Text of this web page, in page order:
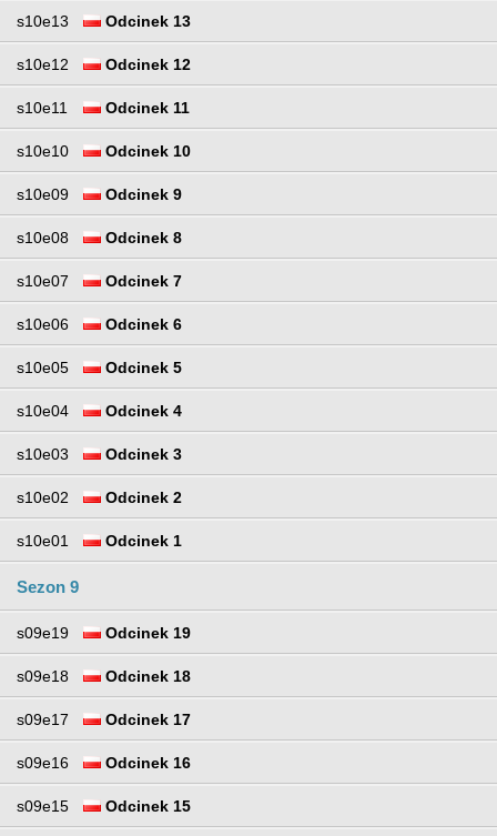
s10e13 Odcinek 13
s10e12 Odcinek 12
s10e11 Odcinek 11
s10e10 Odcinek 10
s10e09 Odcinek 9
s10e08 Odcinek 8
s10e07 Odcinek 7
s10e06 Odcinek 6
s10e05 Odcinek 5
s10e04 Odcinek 4
s10e03 Odcinek 3
s10e02 Odcinek 2
s10e01 Odcinek 1
Sezon 9
s09e19 Odcinek 19
s09e18 Odcinek 18
s09e17 Odcinek 17
s09e16 Odcinek 16
s09e15 Odcinek 15